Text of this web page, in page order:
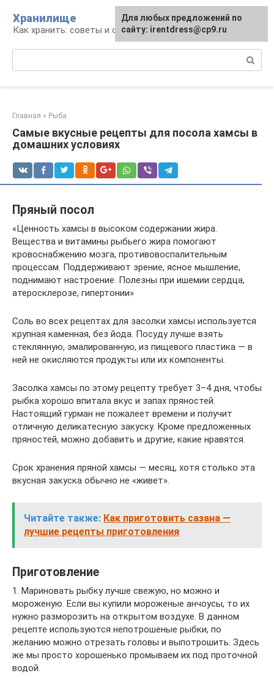
контенту
Хранилище
Как хранить: советы и опыт
Главная » Рыба
Самые вкусные рецепты для посола хамсы в
домашних условиях
Пряный посол
«Ценность хамсы в высоком содержании жира.
Вещества и витамины рыбьего жира помогают
кровоснабжению мозга, противовоспалительным
процессам. Поддерживают зрение, ясное мышление,
поднимают настроение. Полезны при ишемии сердца,
атеросклерозе, гипертонии»
Соль во всех рецептах для засолки хамсы используется
крупная каменная, без йода. Посуду лучше взять
стеклянную, эмалированную, из пищевого пластика — в
ней не окисляются продукты или их компоненты.
Засолка хамсы по этому рецепту требует 3–4 дня, чтобы
рыбка хорошо впитала вкус и запах пряностей.
Настоящий гурман не пожалеет времени и получит
отличную деликатесную закуску. Кроме предложенных
пряностей, можно добавить и другие, какие нравятся.
Срок хранения пряной хамсы — месяц, хотя столько эта
вкусная закуска обычно не «живет».
Читайте также: Как приготовить сазана —
лучшие рецепты приготовления
Приготовление
1. Мариновать рыбку лучше свежую, но можно и
мороженую. Если вы купили мороженые анчоусы, то их
нужно разморозить на открытом воздухе. В данном
рецепте используются непотрошеные рыбки, по
желанию можно отрезать головы и выпотрошить. Здесь
же мы просто хорошенько промываем их под проточной
водой.
Для любых предложений по
сайту: irentdress@cp9.ru